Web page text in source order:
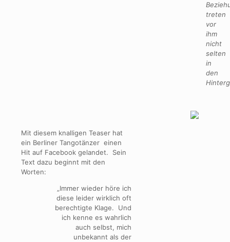
treten
vor
ihm
nicht
selten
in
den
Mit diesem knalligen Teaser hat
ein Berliner Tangotänzer einen
Hit auf Facebook gelandet. Sein
Text dazu beginnt mit den
Worten:
„Immer wieder höre ich
diese leider wirklich oft
berechtigte Klage. Und
ich kenne es wahrlich
auch selbst, mich
unbekannt als der